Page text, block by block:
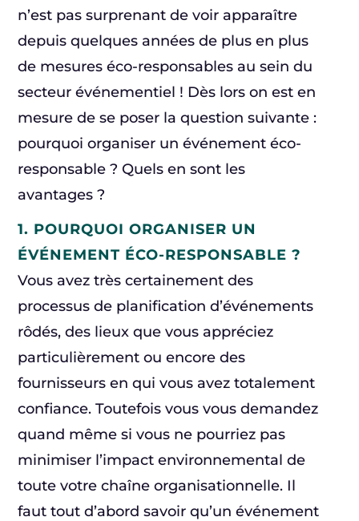
n’est pas surprenant de voir apparaître
depuis quelques années de plus en plus
de mesures éco-responsables au sein du
secteur événementiel ! Dès lors on est en
mesure de se poser la question suivante :
pourquoi organiser un événement éco-
responsable ? Quels en sont les
avantages ?
1. POURQUOI ORGANISER UN
ÉVÉNEMENT ÉCO-RESPONSABLE ?
Vous avez très certainement des
processus de planification d’événements
rôdés, des lieux que vous appréciez
particulièrement ou encore des
fournisseurs en qui vous avez totalement
confiance. Toutefois vous vous demandez
quand même si vous ne pourriez pas
minimiser l’impact environnemental de
toute votre chaîne organisationnelle. Il
faut tout d’abord savoir qu’un événement